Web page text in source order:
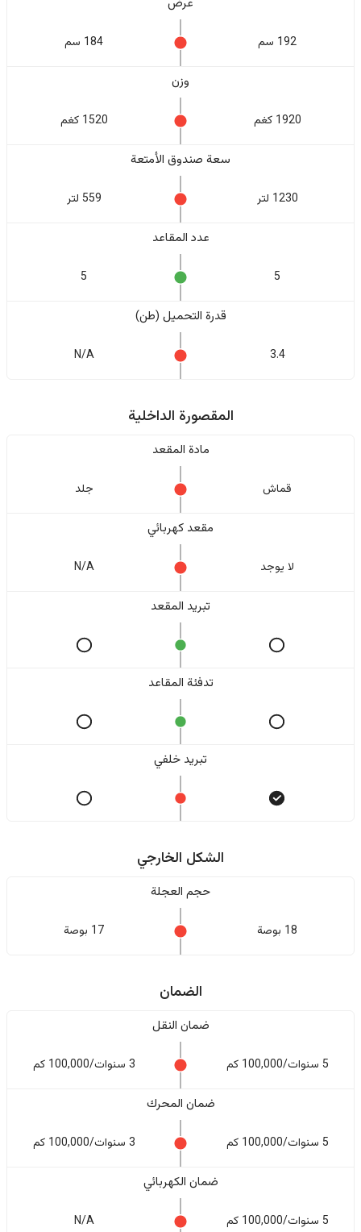
192 سم 184 سم
وزن
1920 كغم 1520 كغم
سعة صندوق الأمتعة
1230 لتر 559 لتر
عدد المقاعد
5
5
قدرة التحميل (طن)
3.4
N/A
المقصورة الداخلية
مادة المقعد
قماش جلد
مقعد كهربائي
لا یوجد N/A
تبريد المقعد
تدفئة المقاعد
تبريد خلفي
الشكل الخارجي
حجم العجلة
18 بوصة 17 بوصة
الضمان
ضمان النقل
5 سنوات/100,000 كم 3 سنوات/100,000 كم
ضمان المحرك
5 سنوات/100,000 كم 3 سنوات/100,000 كم
ضمان الكهربائي
5 سنوات/100,000 كم N/A